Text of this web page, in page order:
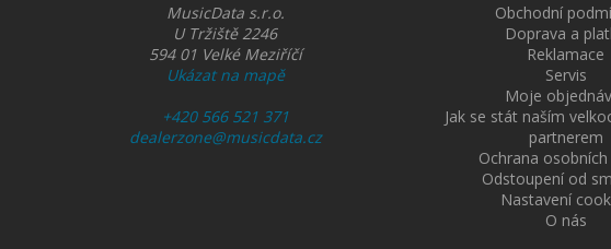
MusicData s.r.o.
U Tržiště 2246
594 01 Velké Meziříčí
Ukázat na mapě
+420 566 521 371
dealerzone@musicdata.cz
Obchodní
Doprava a
Reklamace
Servis
Moje
Jak se stát naším
partnerem
Ochrana
Odstoupení od
Nastavení
O nás